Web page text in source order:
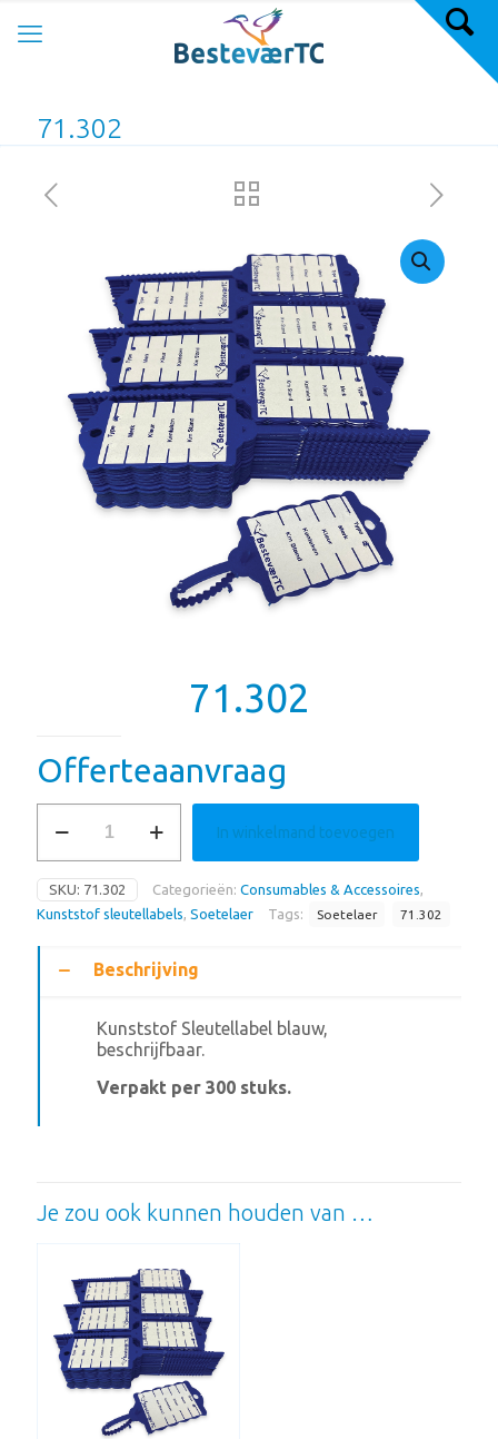
71.302
71.302
Offerteaanvraag
aantal
In winkelmand toevoegen
SKU: 71.302 Categorieën: Consumables & Accessoires,
Kunststof sleutellabels, Soetelaer Tags: Soetelaer 71.302
Beschrijving
Kunststof Sleutellabel blauw,
beschrijfbaar.
Verpakt per 300 stuks.
Je zou ook kunnen houden van …